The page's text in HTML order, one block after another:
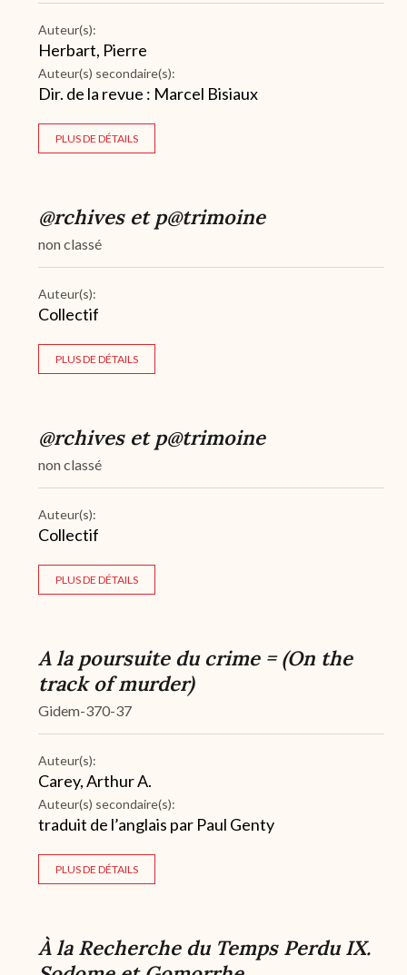
Auteur(s):
Herbart, Pierre
Auteur(s) secondaire(s):
Dir. de la revue : Marcel Bisiaux
PLUS DE DÉTAILS
@rchives et p@trimoine
non classé
Auteur(s):
Collectif
PLUS DE DÉTAILS
@rchives et p@trimoine
non classé
Auteur(s):
Collectif
PLUS DE DÉTAILS
A la poursuite du crime = (On the
track of murder)
Gidem-370-37
Auteur(s):
Carey, Arthur A.
Auteur(s) secondaire(s):
traduit de l’anglais par Paul Genty
PLUS DE DÉTAILS
À la Recherche du Temps Perdu IX.